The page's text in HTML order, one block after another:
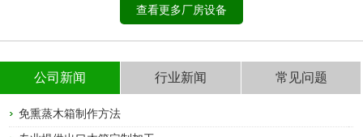
查看更多厂房设备
公司新闻 行业新闻 常见问题
免熏蒸木箱制作方法